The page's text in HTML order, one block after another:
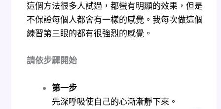
這個方法很多人試過，都蠻有明顯的效果，但是
不保證每個人都會有一樣的感覺。我每次做這個
練習第三眼的都有很強烈的感覺。
請依步驟開始
第一步
先深呼吸使自己的心漸漸靜下來。